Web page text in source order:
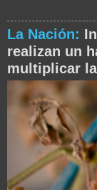
La Nación:
realizan un
multiplicar